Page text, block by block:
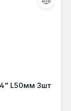
4" L50мм 3шт